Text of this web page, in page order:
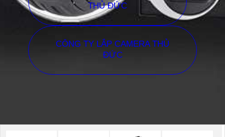
THỦ ĐỨC
CÔNG TY LẮP CAMERA THỦ
ĐỨC